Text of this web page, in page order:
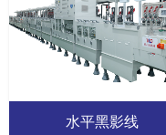
水平黑影线